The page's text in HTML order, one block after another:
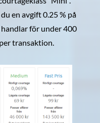
en avgift 0.25 % på
för under 400
transaktion.